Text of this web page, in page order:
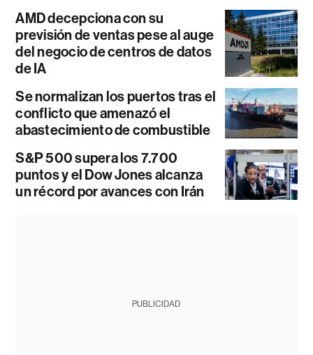
AMD decepciona con su
previsión de ventas pese al auge
del negocio de centros de datos
de IA
Se normalizan los puertos tras el
conflicto que amenazó el
abastecimiento de combustible
S&P 500 supera los 7.700
puntos y el Dow Jones alcanza
un récord por avances con Irán
PUBLICIDAD